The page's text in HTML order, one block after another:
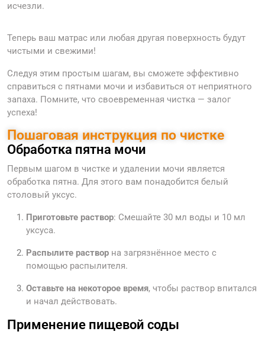
исчезли.
Теперь ваш матрас или любая другая поверхность будут
чистыми и свежими!
Следуя этим простым шагам, вы сможете эффективно
справиться с пятнами мочи и избавиться от неприятного
запаха. Помните, что своевременная чистка — залог
успеха!
Пошаговая инструкция по чистке
Обработка пятна мочи
Первым шагом в чистке и удалении мочи является
обработка пятна. Для этого вам понадобится белый
столовый уксус.
Приготовьте раствор: Смешайте 30 мл воды и 10 мл
уксуса.
Распылите раствор на загрязнённое место с
помощью распылителя.
Оставьте на некоторое время, чтобы раствор впитался
и начал действовать.
Применение пищевой соды